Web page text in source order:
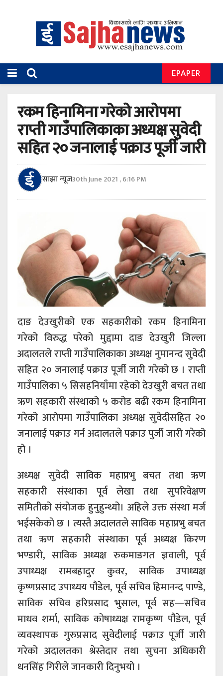
EPAPER
रकम हिनामिना गरेको आरोपमा
राप्ती गाउँपालिकाका अध्यक्ष सुवेदी
सहित २० जनालाई पक्राउ पूर्जी जारी
साझा न्यूज30th June 2021 , 6:16 PM
दाङ देउखुरीको एक सहकारीको रकम हिनामिना
गरेको विरुद्ध परेको मुद्दामा दाङ देउखुरी जिल्ला
अदालतले राप्ती गाउँपालिकाका अध्यक्ष नुमानन्द सुवेदी
सहित २० जनालाई पक्राउ पूर्जी जारी गरेको छ । राप्ती
गाउँपालिका ५ सिसहनियाँमा रहेको देउखुरी बचत तथा
ऋण सहकारी संस्थाको ५ करोड बढी रकम हिनामिना
गरेको आरोपमा गाउँपालिका अध्यक्ष सुवेदीसहित २०
जनालाई पक्राउ गर्न अदालतले पक्राउ पुर्जी जारी गरेको
हो ।
अध्यक्ष सुवेदी साविक महाप्रभु बचत तथा ऋण
सहकारी संस्थाका पूर्व लेखा तथा सुपरिवेक्षण
समितीको संयोजक हुनुहुन्थ्यो। अहिले उक्त संस्था मर्ज
भईसकेको छ । त्यस्तै अदालतले साविक महाप्रभु बचत
तथा ऋण सहकारी संस्थाका पूर्व अध्यक्ष किरण
भण्डारी, साविक अध्यक्ष रुकमाङगत ज्ञवाली, पूर्व
उपाध्यक्ष रामबहादुर कुवर, साविक उपाध्यक्ष
कृष्णप्रसाद उपाध्यय पौडेल, पूर्व सचिव हिमानन्द पाण्डे,
साविक सचिव हरिप्रसाद भुसाल, पूर्व सह—सचिव
माधव शर्मा, साविक कोषाध्यक्ष रामकृष्ण पौडेल, पूर्व
व्यवस्थापक गुरुप्रसाद सुवेदीलाई पक्राउ पूर्जी जारी
गरेको अदालतका श्रेस्तेदार तथा सुचना अधिकारी
धनसिंह गिरीले जानकारी दिनुभयो ।